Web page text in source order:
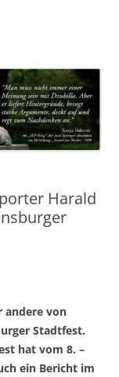
Harald
andere von
Stadtfest.
hat vom 8. –
ein Bericht im